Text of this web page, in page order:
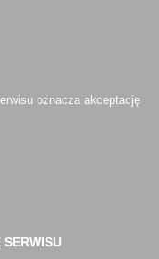
oznacza akceptację